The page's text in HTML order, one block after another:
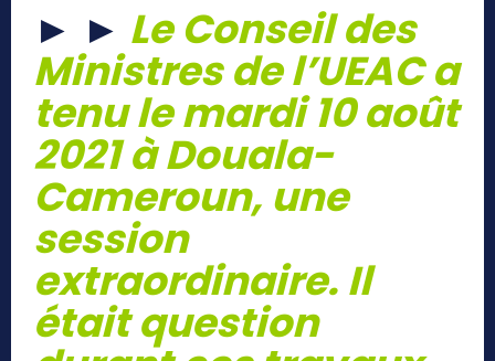
► ► Le Conseil des
Ministres de l’UEAC a
tenu le mardi 10 août
2021 à Douala-
Cameroun, une
session
extraordinaire. Il
était question